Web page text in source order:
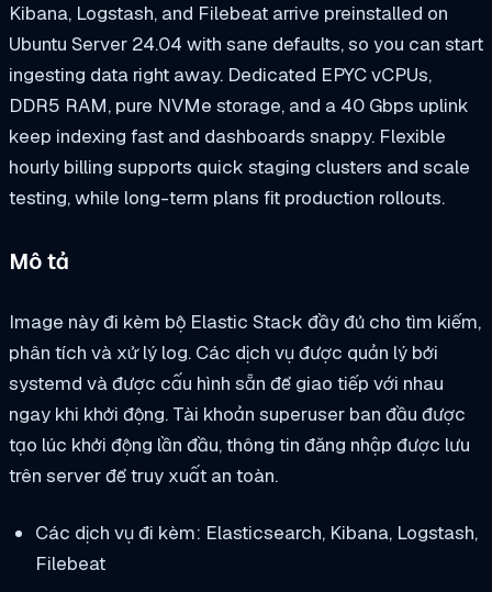
Kibana, Logstash, and Filebeat arrive preinstalled on
Ubuntu Server 24.04 with sane defaults, so you can start
ingesting data right away. Dedicated EPYC vCPUs,
DDR5 RAM, pure NVMe storage, and a 40 Gbps uplink
keep indexing fast and dashboards snappy. Flexible
hourly billing supports quick staging clusters and scale
testing, while long-term plans fit production rollouts.
Mô tả
Image này đi kèm bộ Elastic Stack đầy đủ cho tìm kiếm,
phân tích và xử lý log. Các dịch vụ được quản lý bởi
systemd và được cấu hình sẵn để giao tiếp với nhau
ngay khi khởi động. Tài khoản superuser ban đầu được
tạo lúc khởi động lần đầu, thông tin đăng nhập được lưu
trên server để truy xuất an toàn.
Các dịch vụ đi kèm: Elasticsearch, Kibana, Logstash,
Filebeat